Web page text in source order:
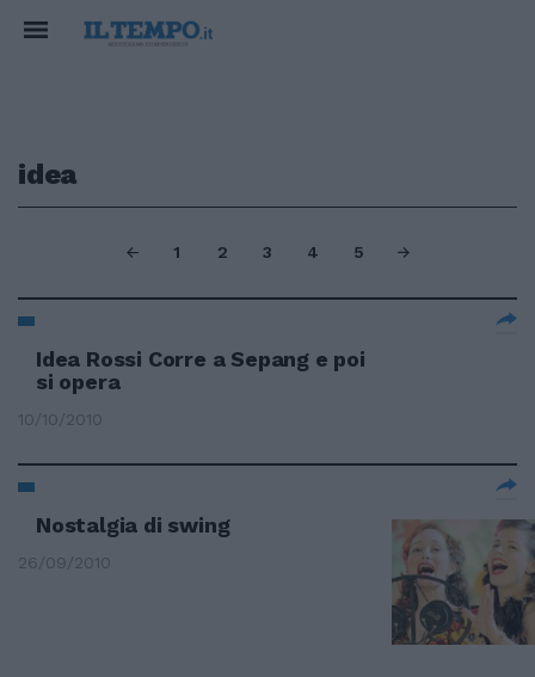
idea
1 2 3 4 5
Idea Rossi Corre a Sepang e poi
si opera
10/10/2010
Nostalgia di swing
26/09/2010